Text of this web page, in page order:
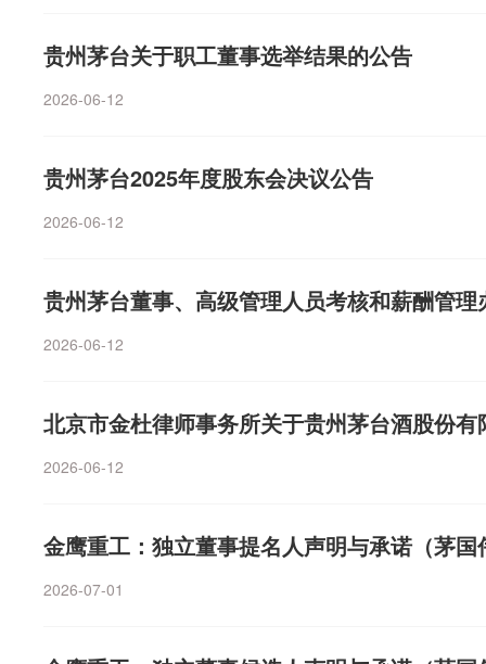
26年7月31日，公司通过集中竞价交易方式累计回购股份
1%，累计支付金额8.53亿元(不含交易费用)，回购价格
行A股股票方案，拟募集资金总额不超过16亿元，扣除发
价格不低于定价基准日前20个交易日公司股票交易均价
监督管理局发布2025年31种产品质量市级监督抽查情况
生纸抗张指数不合格，且复检仍不合格。客服称该批次
艺参数调校出现偏差，纵向抗张指数出现波动，超出了国
高度联动，呈现“一荣俱荣、一损俱损”的特征，市场极致
会有所加大，可能会阶段性地转为防御主线。华鑫证券
突破45%阈值后潜在显现降温拐点，预计后续市场大波
贵州茅台关于职工董事选举结果的公告
2026-06-12
贵州茅台2025年度股东会决议公告
2026-06-12
贵州茅台董事、高级管理人员考核和薪酬管理
2026-06-12
北京市金杜律师事务所关于贵州茅台酒股份
2026-06-12
金鹰重工：独立董事提名人声明与承诺（茅国
2026-07-01